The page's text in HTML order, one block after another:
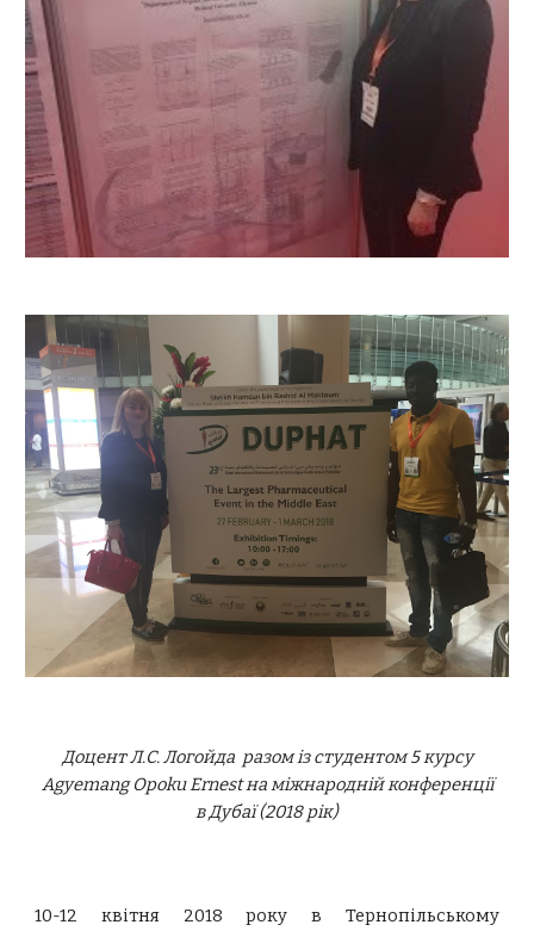
Доцент Л.С. Логойда разом із студентом 5 курсу
Agyemang Opoku Ernest на міжнародній конференції
в Дубаї (2018 рік)
10-12 квітня 2018 року в Тернопільському